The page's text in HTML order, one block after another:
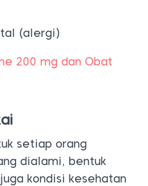
(alergi)
200 mg dan Obat
setiap orang
dialami, bentuk
kondisi kesehatan